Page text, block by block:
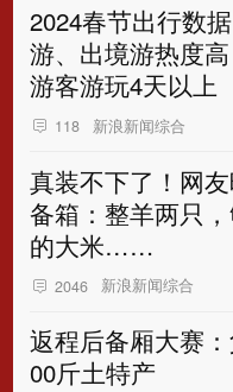
2024春节出行数
游、出境游热度
游客游玩4天以上
118 新浪新闻综合
真装不下了！网
备箱：整羊两只
的大米……
2046 新浪新闻综合
返程后备厢大赛
00斤土特产